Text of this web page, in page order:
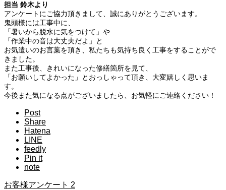
担当 鈴木より
アンケートにご協力頂きまして、誠にありがとうございます。
鬼頭様には工事中に、
「暑いから脱水に気をつけて」や
「作業中の音は大丈夫だよ」と
お気遣いのお言葉を頂き、私たちも気持ち良く工事をすることがで
きました。
また工事後、きれいになった修繕箇所を見て、
「お願いしてよかった」とおっしゃって頂き、大変嬉しく思いま
す。
今後また気になる点がございましたら、お気軽にご連絡ください！
Post
Share
Hatena
LINE
feedly
Pin it
note
お客様アンケート 2